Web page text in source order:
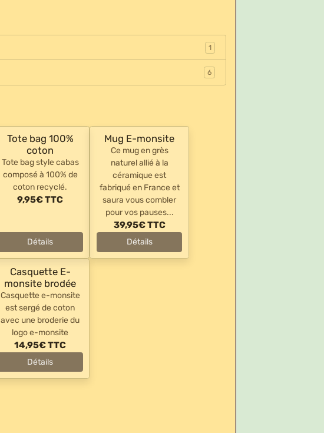
1
6
Tote bag 100%
coton
Tote bag style cabas
composé à 100% de
coton recyclé.
9,95€TTC
Détails
Mug E-monsite
Ce mug en grès
naturel allié à la
céramique est
fabriqué en France et
saura vous combler
pour vos pauses...
39,95€TTC
Détails
Casquette E-
monsite brodée
Casquette e-monsite
est sergé de coton
avec une broderie du
logo e-monsite
14,95€TTC
Détails